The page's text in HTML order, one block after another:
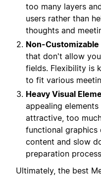
too many layers
users rather than
thoughts and
Non-Customizable
that don't allow
fields. Flexibility is
to fit various
Heavy Visual
appealing
attractive, too
functional
content and slow
preparation
Ultimately, the best